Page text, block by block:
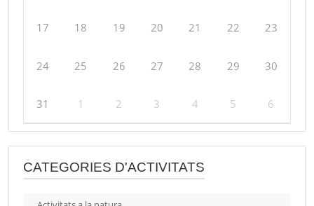
17 18 19 20 21 22 23
24 25 26 27 28 29 30
31 1 2 3 4 5 6
CATEGORIES D'ACTIVITATS